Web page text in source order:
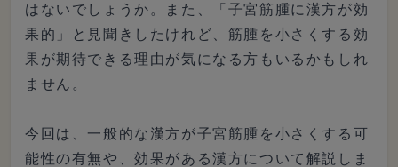
はないでしょうか。また、「子宮筋腫に漢方が効
果的」と見聞きしたけれど、筋腫を小さくする効
果が期待できる理由が気になる方もいるかもしれ
ません。
今回は、一般的な漢方が子宮筋腫を小さくする可
能性の有無や、効果がある漢方について解説しま